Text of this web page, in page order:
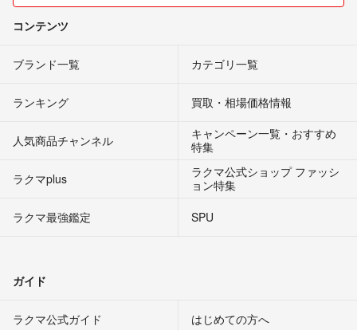
コンテンツ
ブランド一覧 カテゴリ一覧
ランキング 買取・相場価格情報
人気商品チャンネル
キャンペーン一覧・おすすめ
特集
ラクマplus
ラクマ公式ショップ ファッシ
ョン特集
ラクマ最強鑑定
SPU
ガイド
ラクマ公式ガイド はじめての方へ